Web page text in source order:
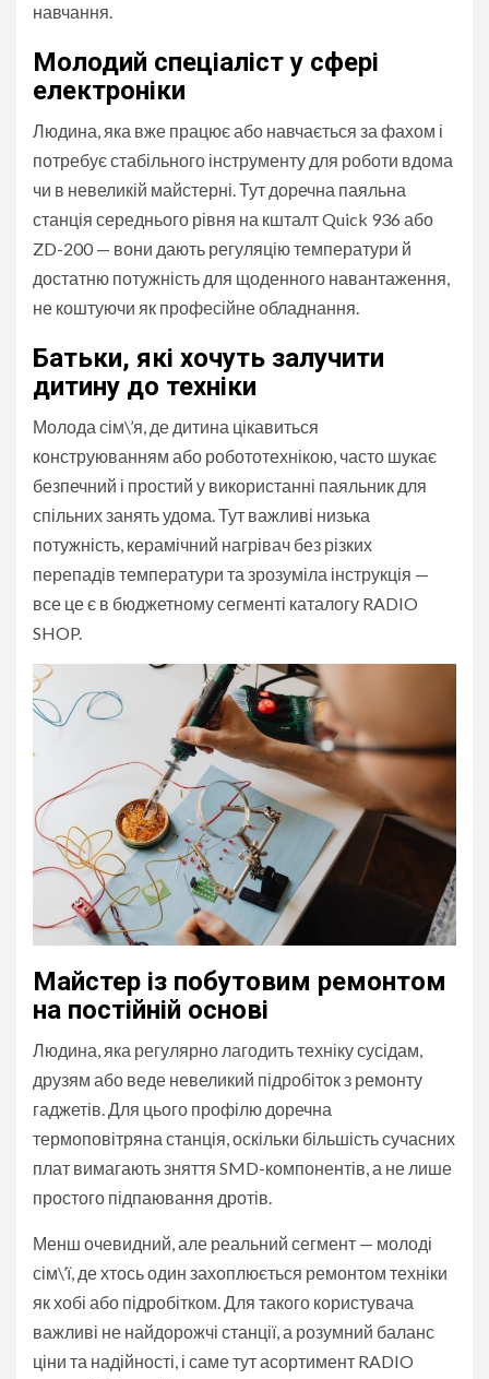
навчання.
Молодий спеціаліст у сфері
електроніки
Людина, яка вже працює або навчається за фахом і
потребує стабільного інструменту для роботи вдома
чи в невеликій майстерні. Тут доречна паяльна
станція середнього рівня на кшталт Quick 936 або
ZD-200 — вони дають регуляцію температури й
достатню потужність для щоденного навантаження,
не коштуючи як професійне обладнання.
Батьки, які хочуть залучити
дитину до техніки
Молода сім\’я, де дитина цікавиться
конструюванням або робототехнікою, часто шукає
безпечний і простий у використанні паяльник для
спільних занять удома. Тут важливі низька
потужність, керамічний нагрівач без різких
перепадів температури та зрозуміла інструкція —
все це є в бюджетному сегменті каталогу RADIO
SHOP.
Майстер із побутовим ремонтом
на постійній основі
Людина, яка регулярно лагодить техніку сусідам,
друзям або веде невеликий підробіток з ремонту
гаджетів. Для цього профілю доречна
термоповітряна станція, оскільки більшість сучасних
плат вимагають зняття SMD-компонентів, а не лише
простого підпаювання дротів.
Менш очевидний, але реальний сегмент — молоді
сім\’ї, де хтось один захоплюється ремонтом техніки
як хобі або підробітком. Для такого користувача
важливі не найдорожчі станції, а розумний баланс
ціни та надійності, і саме тут асортимент RADIO